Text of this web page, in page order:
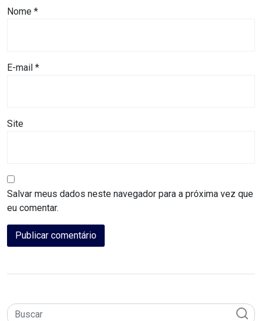
MACAU
DE
FEDERAL
CÂMARA
MUNICIPAL
DE
Nome *
E-mail *
Site
Salvar meus dados neste navegador para a próxima vez que
eu comentar.